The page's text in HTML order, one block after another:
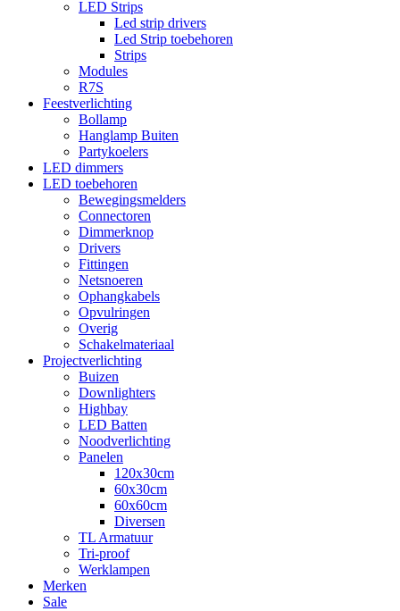
LED Strips
Led strip drivers
Led Strip toebehoren
Strips
Modules
R7S
Feestverlichting
Bollamp
Hanglamp Buiten
Partykoelers
LED dimmers
LED toebehoren
Bewegingsmelders
Connectoren
Dimmerknop
Drivers
Fittingen
Netsnoeren
Ophangkabels
Opvulringen
Overig
Schakelmateriaal
Projectverlichting
Buizen
Downlighters
Highbay
LED Batten
Noodverlichting
Panelen
120x30cm
60x30cm
60x60cm
Diversen
TL Armatuur
Tri-proof
Werklampen
Merken
Sale